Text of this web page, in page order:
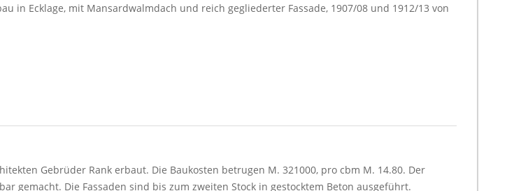
in Ecklage, mit Mansardwalmdach und reich gegliederter Fassade, 1907/08 und 1912/13 von
Gebrüder Rank erbaut. Die Baukosten betrugen M. 321000, pro cbm M. 14.80. Der
gemacht. Die Fassaden sind bis zum zweiten Stock in gestocktem Beton ausgeführt.